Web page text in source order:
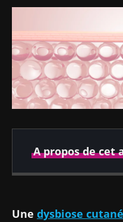
A propos de cet
Une dysbiose